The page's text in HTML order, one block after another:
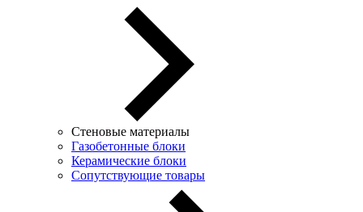
Стеновые материалы
Газобетонные блоки
Керамические блоки
Сопутствующие товары